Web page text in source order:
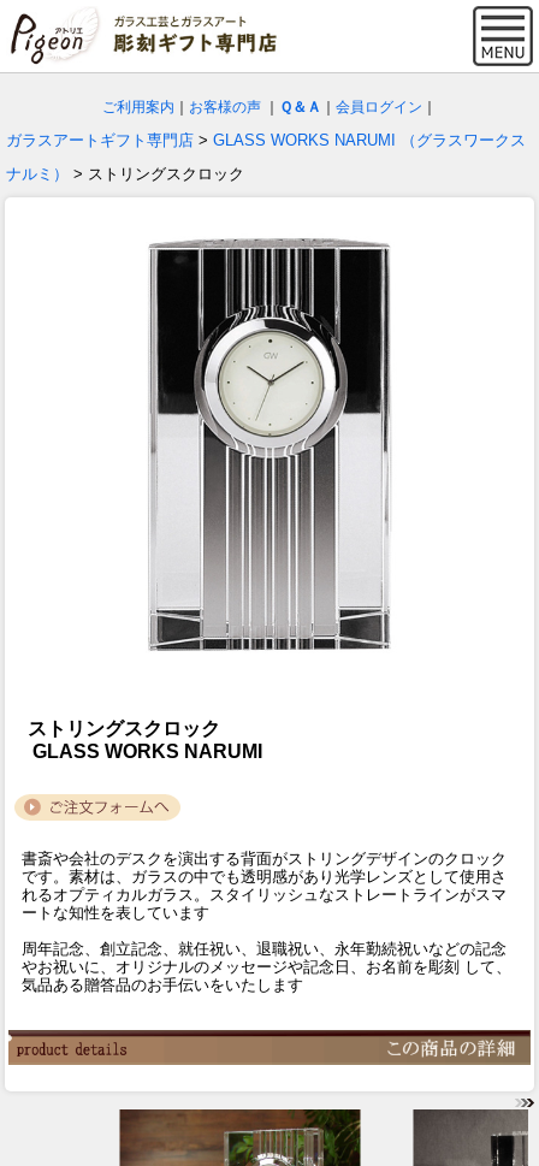
ご利用案内 お客様の声 Ｑ＆Ａ 会員ログイン
ガラスアートギフト専門店 > GLASS WORKS NARUMI （グラスワークス
ナルミ）
> ストリングスクロック
ストリングスクロック
GLASS WORKS NARUMI
書斎や会社のデスクを演出する背面がストリングデザインのクロック
です。素材は、ガラスの中でも透明感があり光学レンズとして使用さ
れるオプティカルガラス。スタイリッシュなストレートラインがスマ
ートな知性を表しています
周年記念、創立記念、就任祝い、退職祝い、永年勤続祝いなどの記念
やお祝いに、オリジナルのメッセージや記念日、お名前を彫刻 して、
気品ある贈答品のお手伝いをいたします